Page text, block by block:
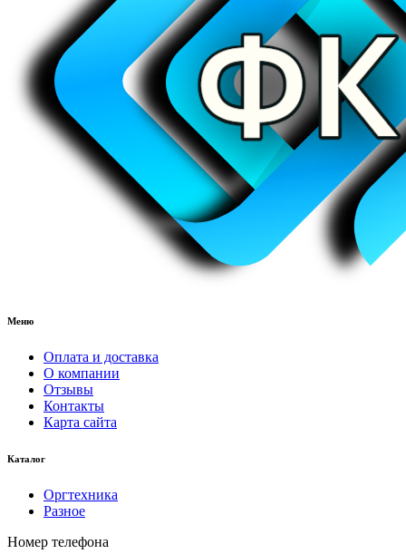
Меню
Оплата и доставка
О компании
Отзывы
Контакты
Карта сайта
Каталог
Оргтехника
Разное
Номер телефона